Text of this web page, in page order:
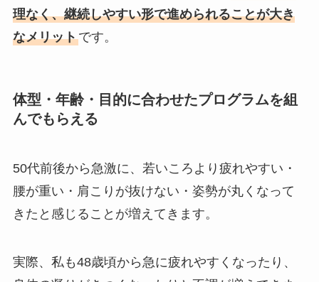
理なく、継続しやすい形で進められることが大き
なメリットです。
体型・年齢・目的に合わせたプログラムを組
んでもらえる
50代前後から急激に、若いころより疲れやすい・
腰が重い・肩こりが抜けない・姿勢が丸くなって
きたと感じることが増えてきます。
実際、私も48歳頃から急に疲れやすくなったり、